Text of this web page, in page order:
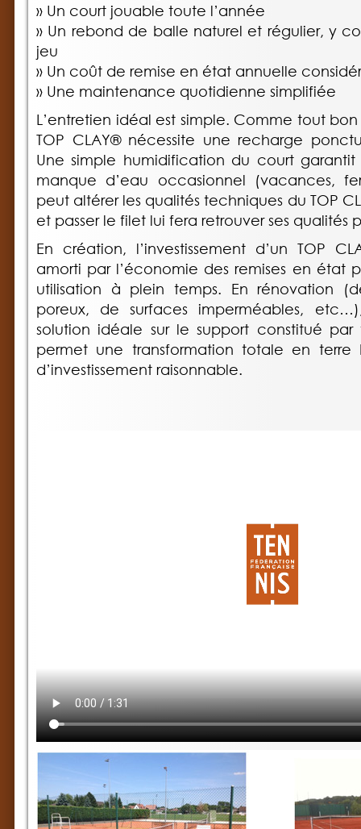
» Un court jouable toute l’année
» Un rebond de balle naturel et régulier, y
jeu
» Un coût de remise en état annuelle
» Une maintenance quotidienne simplifiée
L’entretien idéal est simple. Comme tout
TOP CLAY® nécessite une recharge
Une simple humidification du court
manque d’eau occasionnel (vacances,
peut altérer les qualités techniques du TOP
et passer le filet lui fera retrouver ses qualités
En création, l’investissement d’un TOP
amorti par l’économie des remises en état
utilisation à plein temps. En rénovation
poreux, de surfaces imperméables,
solution idéale sur le support constitué par
permet une transformation totale en
d’investissement raisonnable.